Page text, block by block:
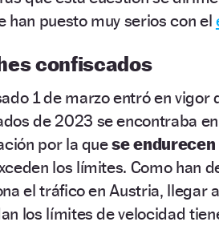
han puesto muy serios con el
confiscados
1 de marzo entró en
de 2023 se encontraba
por la quese
los límites. Como han
el tráfico en Austria, llegar
los límites de velocidad